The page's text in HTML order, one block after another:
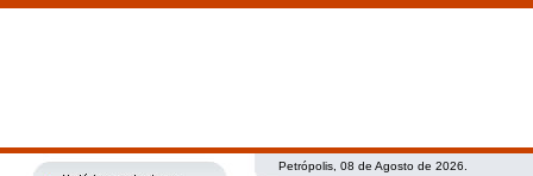
Petrópolis, 08 de Agosto de 2026.